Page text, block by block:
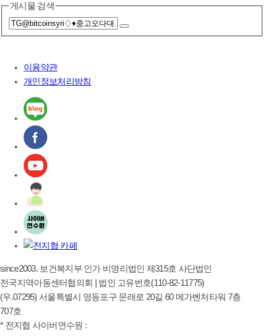
게시물 검색
이용약관
개인정보처리방침
since2003. 보건복지부 인가 비영리법인 제315호 사단법인
전국지역아동센터협의회 | 법인 고유번호(110-82-11775)
(우.07295) 서울특별시 영등포구 문래로 20길 60 메가벤처타워 7층
707호
* 전지협 사이버연수원 :